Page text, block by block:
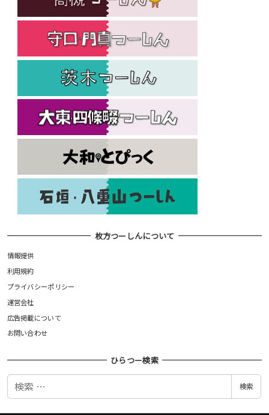
枚方つーしんについて
情報提供
利用規約
プライバシーポリシー
運営会社
広告掲載について
お問い合わせ
ひらつー検索
検
検索